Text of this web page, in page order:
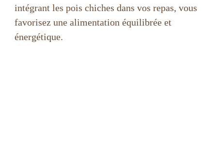
intégrant les pois chiches dans vos repas, vous
favorisez une alimentation équilibrée et
énergétique.